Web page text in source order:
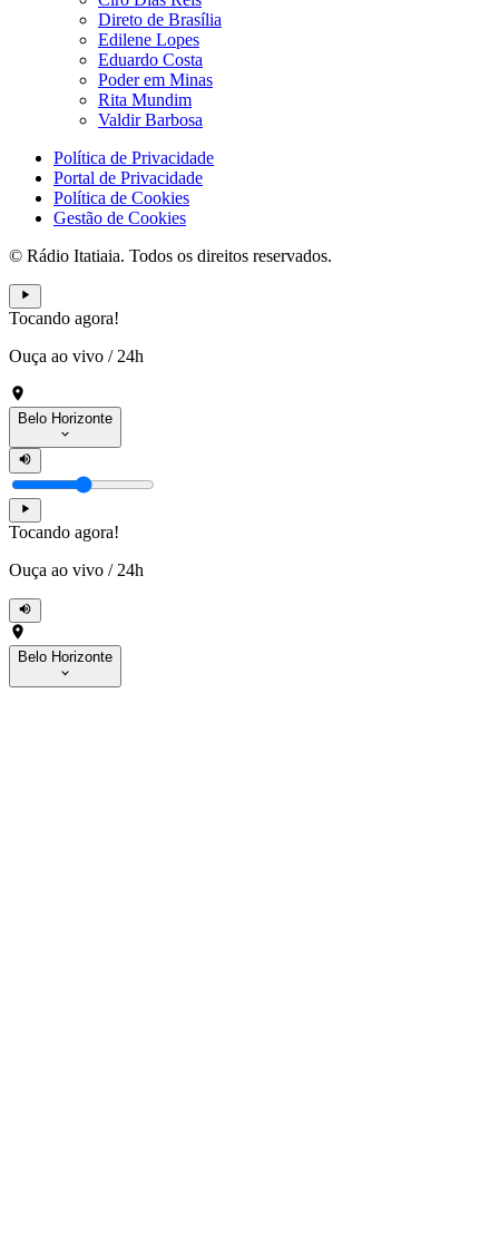
Direto de Brasília
Edilene Lopes
Eduardo Costa
Poder em Minas
Rita Mundim
Valdir Barbosa
Política de Privacidade
Portal de Privacidade
Política de Cookies
Gestão de Cookies
© Rádio Itatiaia. Todos os direitos reservados.
Tocando agora!
Ouça ao vivo / 24h
Belo Horizonte
Tocando agora!
Ouça ao vivo / 24h
Belo Horizonte